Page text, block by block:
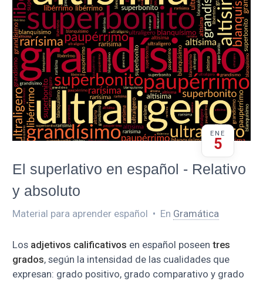
ENE
5
El superlativo en español - Relativo
y absoluto
Material para aprender español • En Gramática
Los adjetivos calificativos en español poseen tres
grados, según la intensidad de las cualidades que
expresan: grado positivo, grado comparativo y grado